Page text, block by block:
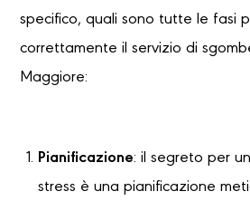
specifico, quali sono tutte le fasi
correttamente il servizio di
Maggiore:
Pianificazione: il segreto per
stress è una pianificazione